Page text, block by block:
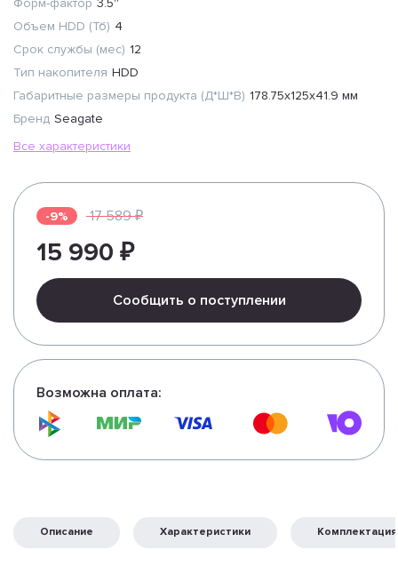
Форм-фактор 3.5''
Объем HDD (Тб) 4
Срок службы (мес) 12
Тип накопителя HDD
Габаритные размеры продукта (Д*Ш*В) 178.75х125х41.9 мм
Бренд Seagate
Все характеристики
-9% 17 589 ₽
15 990 ₽
Сообщить о поступлении
Возможна оплата:
Описание Характеристики Комплектация